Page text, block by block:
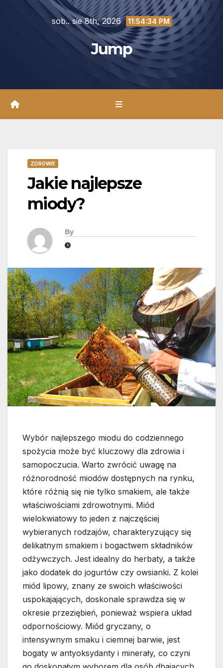
sob.. sie 8th, 2026 11:54:35 PM
Jump
ZDROWIE
Jakie najlepsze
miody?
By
Wybór najlepszego miodu do codziennego
spożycia może być kluczowy dla zdrowia i
samopoczucia. Warto zwrócić uwagę na
różnorodność miodów dostępnych na rynku,
które różnią się nie tylko smakiem, ale także
właściwościami zdrowotnymi. Miód
wielokwiatowy to jeden z najczęściej
wybieranych rodzajów, charakteryzujący się
delikatnym smakiem i bogactwem składników
odżywczych. Jest idealny do herbaty, a także
jako dodatek do jogurtów czy owsianki. Z kolei
miód lipowy, znany ze swoich właściwości
uspokajających, doskonale sprawdza się w
okresie przeziębień, ponieważ wspiera układ
odpornościowy. Miód gryczany, o
intensywnym smaku i ciemnej barwie, jest
bogaty w antyoksydanty i minerały, co czyni